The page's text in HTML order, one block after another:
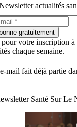
actualités
gratuitement
votre inscription à
chaque semaine.
mail fait déjà partie
Santé Sur Le